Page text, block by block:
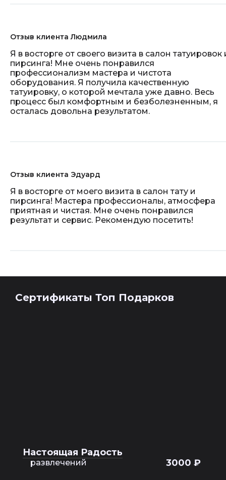
Отзыв клиента Людмила
Я в восторге от своего визита в салон татуировок
пирсинга! Мне очень понравился
профессионализм мастера и чистота
оборудования. Я получила качественную
татуировку, о которой мечтала уже давно. Весь
процесс был комфортным и безболезненным, я
осталась довольна результатом.
Отзыв клиента Эдуард
Я в восторге от моего визита в салон тату и
пирсинга! Мастера профессионалы, атмосфера
приятная и чистая. Мне очень понравился
результат и сервис. Рекомендую посетить!
Сертификаты Топ Подарков
Настоящая Радость
развлечений 3000 ₽